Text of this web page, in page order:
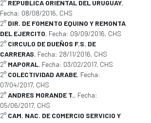
2° REPUBLICA ORIENTAL DEL URUGUAY,
Fecha: 08/08/2016, CHS
2° DIR. DE FOMENTO EQUINO Y REMONTA
DEL EJERCITO, Fecha: 09/09/2016, CHS
2° CIRCULO DE DUEÑOS F.S. DE
CARRERAS, Fecha: 28/11/2016, CHS
2° MAPORAL, Fecha: 03/02/2017, CHS
2° COLECTIVIDAD ARABE, Fecha:
07/04/2017, CHS
2°ANDRES MORANDE T., Fecha:
05/06/2017, CHS
2° CAM. NAC. DE COMERCIO SERVICIO Y